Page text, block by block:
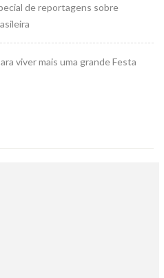
de reportagens sobre
viver mais uma grande Festa